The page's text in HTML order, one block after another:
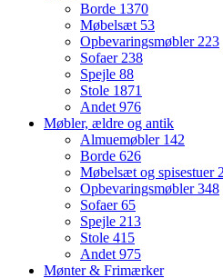
Borde 1370
Møbelsæt 53
Opbevaringsmøbler 223
Sofaer 238
Spejle 88
Stole 1871
Andet 976
Møbler, ældre og antik
Almuemøbler 142
Borde 626
Møbelsæt og spisestuer
Opbevaringsmøbler348
Sofaer65
Spejle 213
Stole 415
Andet 975
Mønter & Frimærker